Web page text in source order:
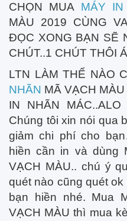
CHỌN MUA MÁY IN
MÀU 2019 CÙNG
ĐỌC XONG BẠN SẼ
CHÚT..1 CHÚT THÔI
LTN LÀM THẾ NÀO
NHÃN MÃ VẠCH
IN NHÃN
Chúng tôi xin nói qua
giảm chi phí cho
hiền cần in và dùng
VẠCH MÀU.. chú ý
quét nào cũng quét
bạn hiền nhé. Mua
VẠCH MÀU thì mua